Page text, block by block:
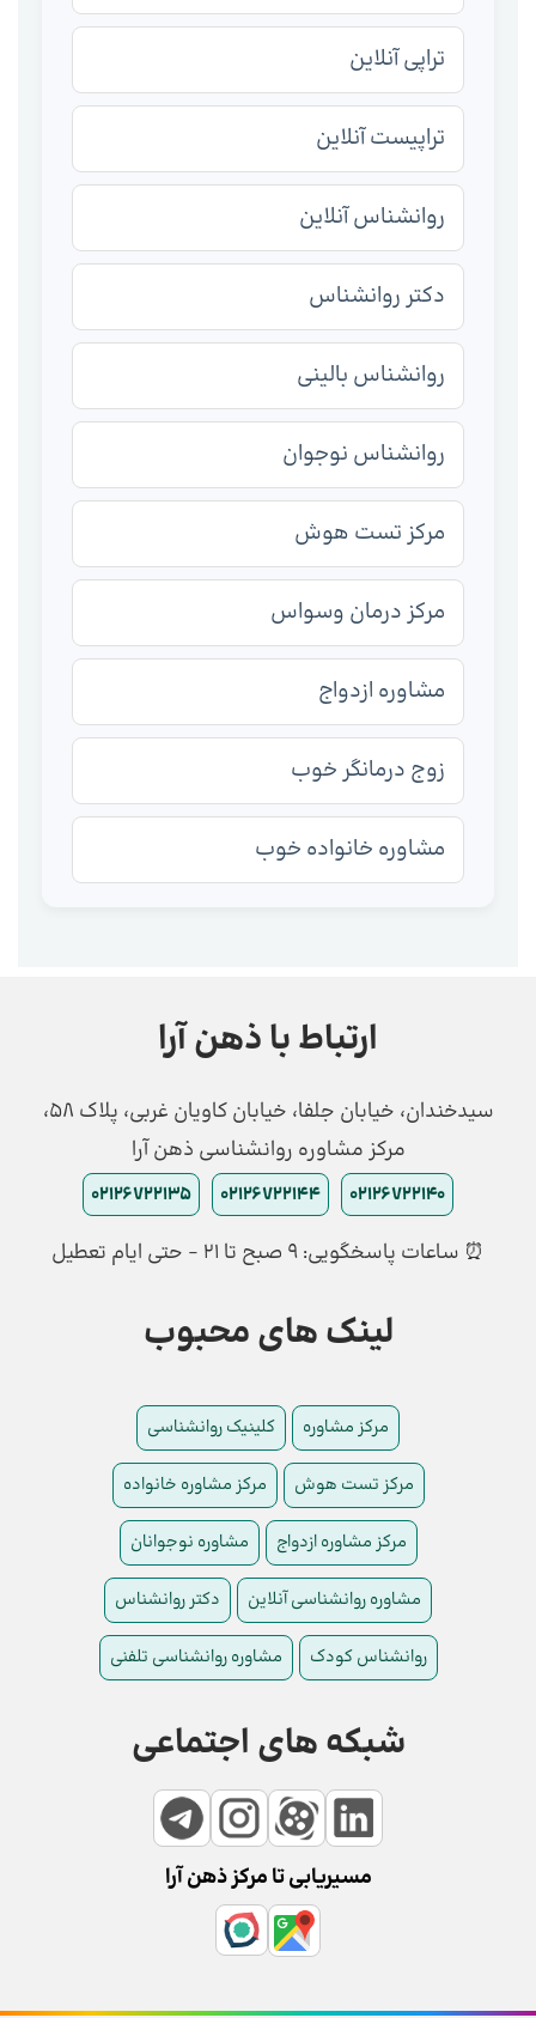
تراپی آنلاین
تراپیست آنلاین
روانشناس آنلاین
دکتر روانشناس
روانشناس بالینی
روانشناس نوجوان
مرکز تست هوش
مرکز درمان وسواس
مشاوره ازدواج
زوج درمانگر خوب
مشاوره خانواده خوب
ارتباط با ذهن آرا
سیدخندان، خیابان جلفا، خیابان کاویان غربی، پلاک 58،
مرکز مشاوره روانشناسی ذهن آرا
02126722140
02126722144
02126722135
⏰ ساعات پاسخگویی: ۹ صبح تا ۲۱ - حتی ایام تعطیل
لینک های محبوب
مرکز مشاوره کلینیک روانشناسی
مرکز تست هوش مرکز مشاوره خانواده
مرکز مشاوره ازدواج مشاوره نوجوانان
مشاوره روانشناسی آنلاین دکتر روانشناس
روانشناس کودک مشاوره روانشناسی تلفنی
شبکه های اجتماعی
مسیریابی تا مرکز ذهن آرا